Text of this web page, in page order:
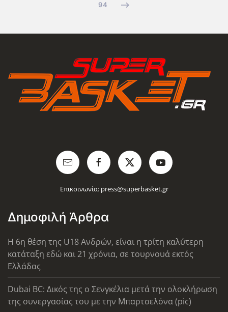
94
Επικοινωνία: press@superbasket.gr
Δημοφιλή Άρθρα
Η 6η θέση της U18 Ανδρών, είναι η τρίτη καλύτερη
κατάταξη εδώ και 21 χρόνια, σε τουρνουά εκτός
Ελλάδας
Dubai BC: Δικός της ο Σενγκέλια μετά την ολοκλήρωση
της συνεργασίας του με την Μπαρτσελόνα (pic)